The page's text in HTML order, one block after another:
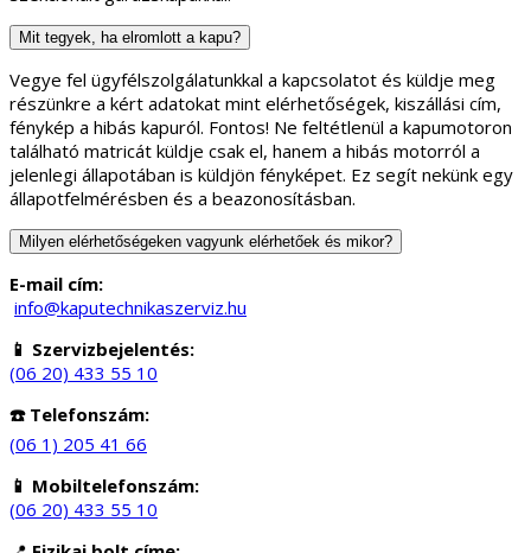
Mit tegyek, ha elromlott a kapu?
Vegye fel ügyfélszolgálatunkkal a kapcsolatot és küldje meg
részünkre a kért adatokat mint elérhetőségek, kiszállási cím,
fénykép a hibás kapuról. Fontos! Ne feltétlenül a kapumotoron
található matricát küldje csak el, hanem a hibás motorról a
jelenlegi állapotában is küldjön fényképet. Ez segít nekünk egy
állapotfelmérésben és a beazonosításban.
Milyen elérhetőségeken vagyunk elérhetőek és mikor?
E-mail cím:
info@kaputechnikaszerviz.hu
📱 Szervizbejelentés:
(06 20) 433 55 10
☎️ Telefonszám:
(06 1) 205 41 66
📱 Mobiltelefonszám:
(06 20) 433 55 10